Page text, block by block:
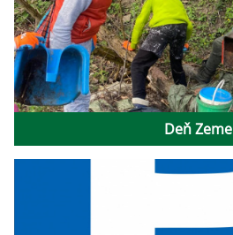
Deň Zeme